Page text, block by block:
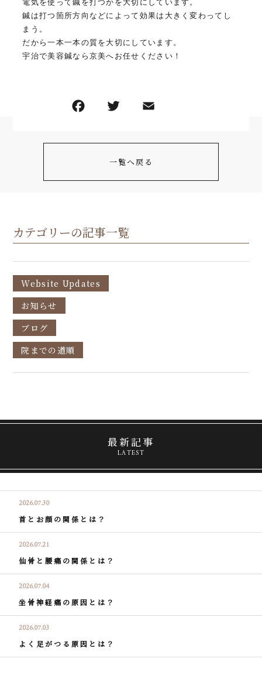
電気を使って鍼を打つかを大切にしています。
鍼は打つ箇所方向などによって効果は大きく変わってし
まう。
だから一本一本の質を大切にしています。
宇治で美容鍼なら京美へお任せください！
一覧へ戻る
カテゴリーの記事一覧
Website Updates
お知らせ
ブログ
院までの道順
最新記事
LATEST
2026.07.30
首とお顔の関係とは？
2026.07.21
仙骨と腰痛の関係とは？
2026.07.04
坐骨神経痛の原因とは？
2026.07.03
よく足がつる原因とは？